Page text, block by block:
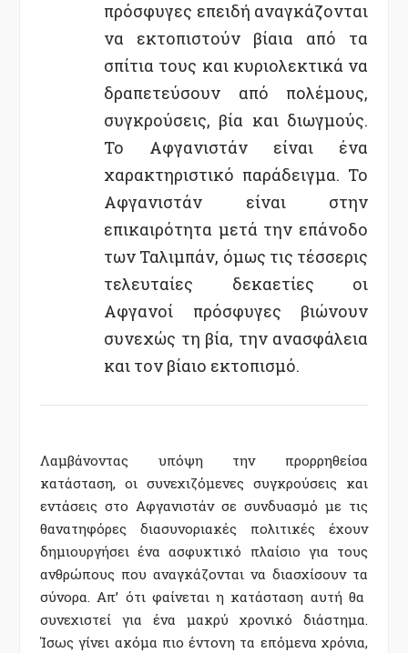
πρόσφυγες επειδή αναγκάζονται
να εκτοπιστούν βίαια από τα
σπίτια τους και κυριολεκτικά να
δραπετεύσουν από πολέμους,
συγκρούσεις, βία και διωγμούς.
Το Αφγανιστάν είναι ένα
χαρακτηριστικό παράδειγμα. Το
Αφγανιστάν είναι στην
επικαιρότητα μετά την επάνοδο
των Ταλιμπάν, όμως τις τέσσερις
τελευταίες δεκαετίες οι
Αφγανοί πρόσφυγες βιώνουν
συνεχώς τη βία, την ανασφάλεια
και τον βίαιο εκτοπισμό.
Λαμβάνοντας υπόψη την προρρηθείσα
κατάσταση, οι συνεχιζόμενες συγκρούσεις και
εντάσεις στο Αφγανιστάν σε συνδυασμό με τις
θανατηφόρες διασυνοριακές πολιτικές έχουν
δημιουργήσει ένα ασφυκτικό πλαίσιο για τους
ανθρώπους που αναγκάζονται να διασχίσουν τα
σύνορα. Απ’ ότι φαίνεται η κατάσταση αυτή θα
συνεχιστεί για ένα μακρύ χρονικό διάστημα.
Ίσως γίνει ακόμα πιο έντονη τα επόμενα χρόνια,